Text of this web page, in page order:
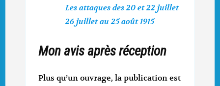
Les attaques des 20 et 22 juillet
26 juillet au 25 août 1915
Mon avis après réception
Plus qu’un ouvrage, la publication est